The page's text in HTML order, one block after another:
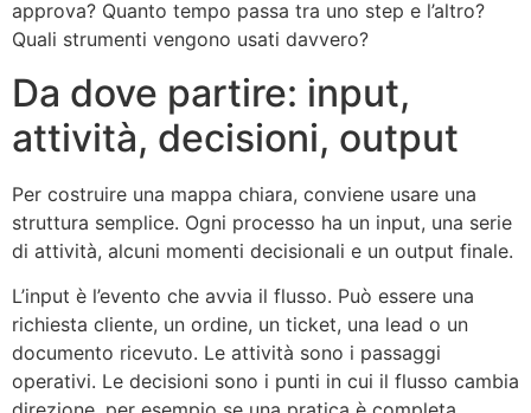
approva? Quanto tempo passa tra uno step e l’altro?
Quali strumenti vengono usati davvero?
Da dove partire: input,
attività, decisioni, output
Per costruire una mappa chiara, conviene usare una
struttura semplice. Ogni processo ha un input, una serie
di attività, alcuni momenti decisionali e un output finale.
L’input è l’evento che avvia il flusso. Può essere una
richiesta cliente, un ordine, un ticket, una lead o un
documento ricevuto. Le attività sono i passaggi
operativi. Le decisioni sono i punti in cui il flusso cambia